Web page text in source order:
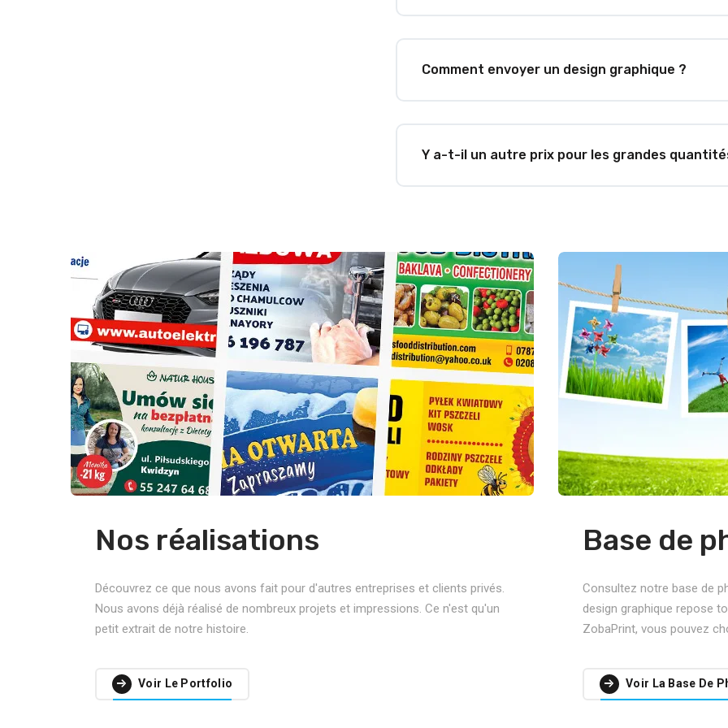
Comment envoyer un design graphique ?
Y a-t-il un autre prix pour les grandes
Nos réalisations
Découvrez ce que nous avons fait pour d'autres entreprises et clients privés.
Nous avons déjà réalisé de nombreux projets et impressions. Ce n'est qu'un
petit extrait de notre histoire.
Voir Le Portfolio
Base de
Consultez notre base de
design graphique repose
ZobaPrint, vous pouvez
Voir La Base De